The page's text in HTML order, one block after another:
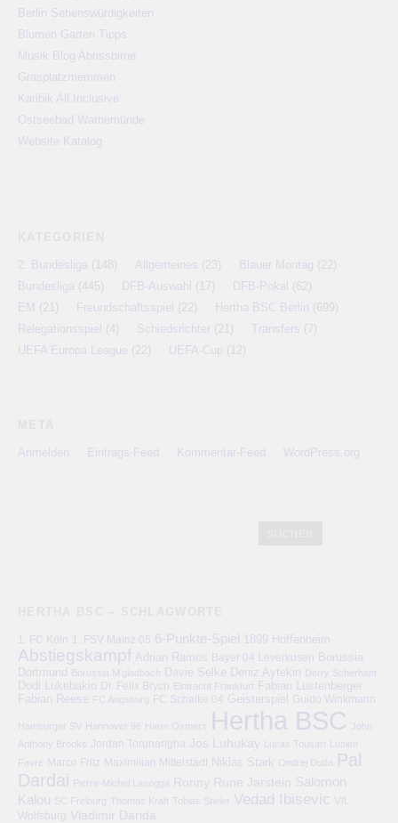
Berlin Sehenswürdigkeiten
Blumen Garten Tipps
Musik Blog Abrissbirne
Grasplatzmemmen
Karibik All Inclusive
Ostseebad Warnemünde
Website Katalog
2. Bundesliga (148) Allgemeines (23) Blauer Montag (22)
Bundesliga (445) DFB-Auswahl (17) DFB-Pokal (62)
EM (21) Freundschaftsspiel (22) Hertha BSC Berlin (699)
Relegationsspiel (4) Schiedsrichter (21) Transfers (7)
UEFA Europa League (22) UEFA-Cup (12)
Anmelden Eintrags-Feed Kommentar-Feed WordPress.org
1. FC Köln 1. FSV Mainz 05 6-Punkte-Spiel 1899 Hoffenheim
Abstiegskampf Adrian Ramos Bayer 04 Leverkusen
Borussia
Dortmund
Borussia M'gladbach Davie Selke Deniz Aytekin Derry Scherhant
Dodi Lukebakio Dr. Felix Brych Eintracht Frankfurt Fabian Lustenberger
Fabian Reese FC Augsburg FC Schalke 04 Geisterspiel Guido Winkmann
Hamburger SV Hannover 96 Harm Osmers Hertha BSC
John
Anthony Brooks
Jordan Torunarigha Jos Luhukay Lucas Tousart Lucien
Favre
Marco Fritz Maximilian Mittelstädt Niklas Stark Ondrej Duda Pal
Dardai Pierre-Michel Lasogga Ronny Rune Jarstein Salomon
Kalou SC Freiburg Thomas Kraft Tobias Stieler Vedad Ibisevic
VfL
Wolfsburg
Vladimir Darida